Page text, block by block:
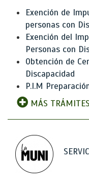
Exención de
personas con
Exención del
Personas con
Obtención de
Discapacidad
P.I.M
MÁS TRÁMITES